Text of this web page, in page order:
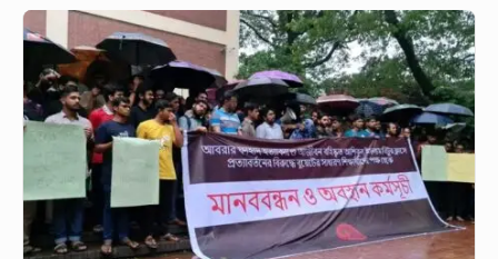
আবরার
হত্যাকাণ্ডে
আজীবন
বহিষ্কৃত
ক্লাসে
বিরুদ্ধে